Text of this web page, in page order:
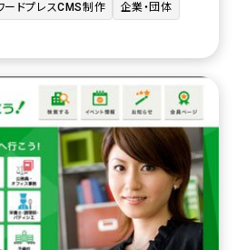
ードプレスCMS制作
企業・団体